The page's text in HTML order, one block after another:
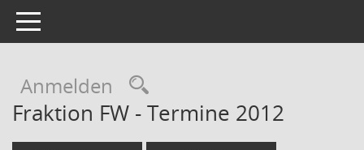
Toggle navigation
Anmelden Rechercheauswahl
Fraktion FW - Termine 2012